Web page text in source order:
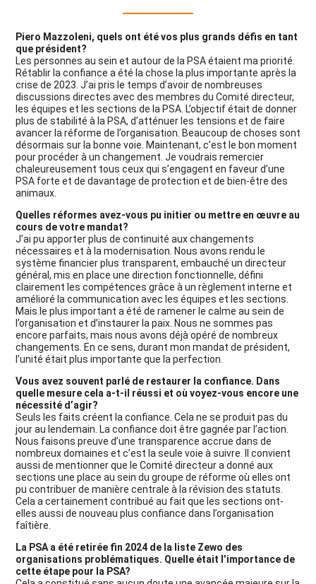
Piero Mazzoleni, quels ont été vos plus grands défis en tant
que président?
Les personnes au sein et autour de la PSA étaient ma priorité.
Rétablir la confiance a été la chose la plus importante après la
crise de 2023. J’ai pris le temps d’avoir de nombreuses
discussions directes avec des membres du Comité directeur,
les équipes et les sections de la PSA. L’objectif était de donner
plus de stabilité à la PSA, d’atténuer les tensions et de faire
avancer la réforme de l’organisation. Beaucoup de choses sont
désormais sur la bonne voie. Maintenant, c’est le bon moment
pour procéder à un changement. Je voudrais remercier
chaleureusement tous ceux qui s’engagent en faveur d’une
PSA forte et de davantage de protection et de bien-être des
animaux.
Quelles réformes avez-vous pu initier ou mettre en œuvre au
cours de votre mandat?
J’ai pu apporter plus de continuité aux changements
nécessaires et à la modernisation. Nous avons rendu le
système financier plus transparent, embauché un directeur
général, mis en place une direction fonctionnelle, défini
clairement les compétences grâce à un règlement interne et
amélioré la communication avec les équipes et les sections.
Mais le plus important a été de ramener le calme au sein de
l’organisation et d’instaurer la paix. Nous ne sommes pas
encore parfaits, mais nous avons déjà opéré de nombreux
changements. En ce sens, durant mon mandat de président,
l’unité était plus importante que la perfection.
Vous avez souvent parlé de restaurer la confiance. Dans
quelle mesure cela a-t-il réussi et où voyez-vous encore une
nécessité d’agir?
Seuls les faits créent la confiance. Cela ne se produit pas du
jour au lendemain. La confiance doit être gagnée par l’action.
Nous faisons preuve d’une transparence accrue dans de
nombreux domaines et c’est la seule voie à suivre. Il convient
aussi de mentionner que le Comité directeur a donné aux
sections une place au sein du groupe de réforme où elles ont
pu contribuer de manière centrale à la révision des statuts.
Cela a certainement contribué au fait que les sections ont-
elles aussi de nouveau plus confiance dans l’organisation
faîtière.
La PSA a été retirée fin 2024 de la liste Zewo des
organisations problématiques. Quelle était l’importance de
cette étape pour la PSA?